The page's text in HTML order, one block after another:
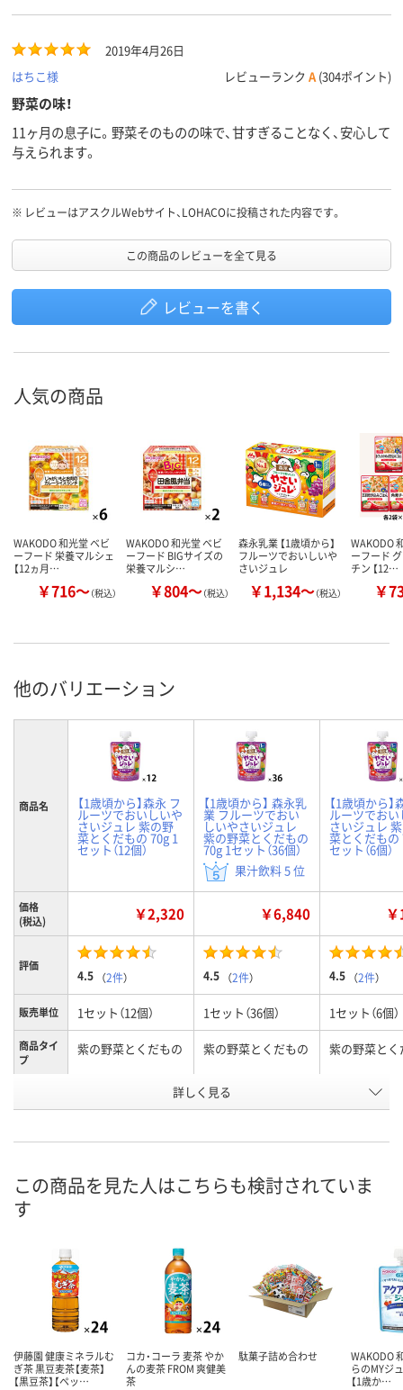
2019年4月26日
はちこ様
レビューランク A (304ポイント)
野菜の味！
11ヶ月の息子に。野菜そのものの味で、甘すぎることなく、安心して
与えられます。
※ レビューはアスクルWebサイト、LOHACOに投稿された内容です。
この商品のレビューを全て見る
レビューを書く
人気の商品
WAKODO 和光堂 ベビ
ーフード 栄養マルシェ
【12ヵ月…
￥716～（税込）
WAKODO 和光堂 ベビ
ーフード BIGサイズの
栄養マルシ…
￥804～（税込）
森永乳業 【1歳頃から】
フルーツでおいしいや
さいジュレ
￥1,134～（税込）
WAKODO
ーフード
チン 【12…
￥
他のバリエーション
商品名 【1歳頃から】森永 フ
ルーツでおいしいや
さいジュレ 紫の野
菜とくだもの 70g 1
セット（12個）
【1歳頃から】 森永乳
業 フルーツでおい
しいやさいジュレ
紫の野菜とくだもの
70g 1セット（36個）
果汁飲料 5 位
【1歳頃から】
ルーツでお
さいジュレ
菜とくだもの
セット（6個）
価格
(税込)
￥2,320 ￥6,840
評価
4.5 （2件） 4.5 （2件） 4.5 （2件）
販売単位 1セット（12個） 1セット（36個） 1セット（6個）
商品タイ
プ
紫の野菜とくだもの 紫の野菜とくだもの 紫の野菜とく
HE73863 U894779
8月13日（木）
カ
詳しく見る
この商品を見た人はこちらも検討されていま
す
伊藤園 健康ミネラルむ
ぎ茶 黒豆麦茶【麦茶】
【黒豆茶】【ペッ…
コカ・コーラ 麦茶 やか
んの麦茶 FROM 爽健美
茶
駄菓子詰め合わせ
WAKODO
らのMYジ
【1歳か…